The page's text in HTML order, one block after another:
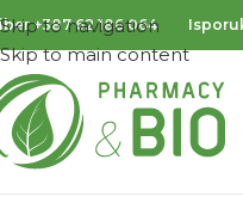
Skip to navigation
Skip to main content
+387 62 186 064